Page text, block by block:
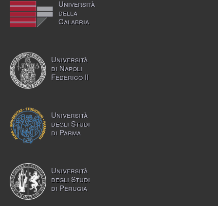
Università
della
Calabria
Università
di Napoli
Federico II
Università
degli Studi
di Parma
Università
degli Studi
di Perugia